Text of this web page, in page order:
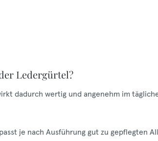
Ledergürtel?
dadurch wertig und angenehm im
je nach Ausführung gut zu gepflegten